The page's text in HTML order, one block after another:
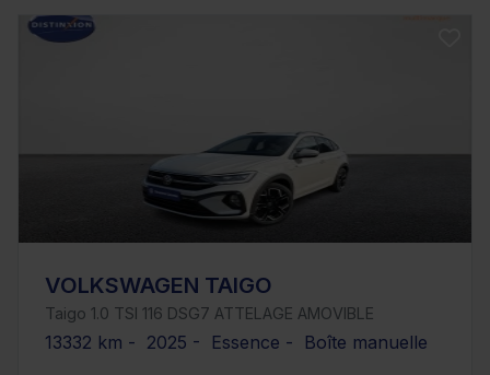
VOLKSWAGEN TAIGO
Taigo 1.0 TSI 116 DSG7 ATTELAGE AMOVIBLE
13332 km - 2025 - Essence - Boîte manuelle